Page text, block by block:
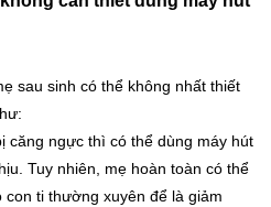
sau sinh có thể không nhất thiết
căng ngực thì có thể dùng máy hút
Tuy nhiên, mẹ hoàn toàn có thể
ti thường xuyên để là giảm